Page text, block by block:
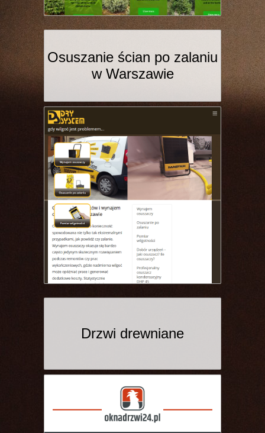
Osuszanie ścian po zalaniu
w Warszawie
Drzwi drewniane